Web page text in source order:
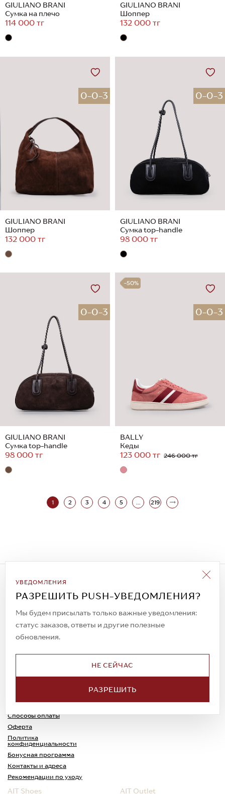
GIULIANO BRANI
Сумка на плечо
114 000 тг
GIULIANO BRANI
Шоппер
132 000 тг
0-0-3
GIULIANO BRANI
Шоппер
132 000 тг
0-0-3
GIULIANO BRANI
Сумка top-handle
98 000 тг
0-0-3
GIULIANO BRANI
Сумка top-handle
98 000 тг
-50%
0-0-3
BALLY
Кеды
123 000 тг 246 000 тг
1 2 3 4 5 ... 219
УВЕДОМЛЕНИЯ
РАЗРЕШИТЬ PUSH-УВЕДОМЛЕНИЯ?
Мы будем присылать только важные уведомления:
статус заказов, ответы и другие полезные
обновления.
НЕ СЕЙЧАС
РАЗРЕШИТЬ
Подписаться на рассылку
Всегда будьте в курсе новых акций и
спецпредложений!
© 2023. AIT Shoes
Все права защищены
Доставка
Способы оплаты
Оферта
Политика
конфиденциальности
Обмен и возврат
Каспи-Ред
Бонусная программа
Контакты и адреса
Рекомендации по уходу
AIT Shoes AIT Outlet